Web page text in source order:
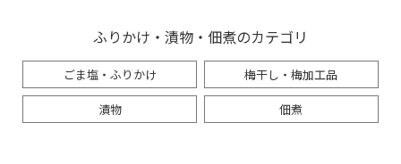
ふりかけ・漬物・佃煮のカテゴリ
ごま塩・ふりかけ 梅干し・梅加工品
漬物 佃煮